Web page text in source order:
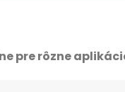
pre rôzne